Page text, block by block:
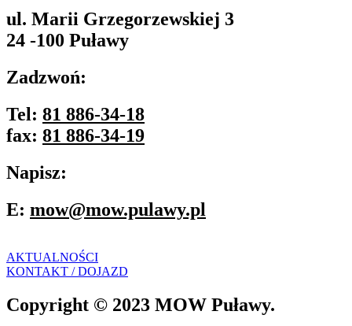
ul. Marii Grzegorzewskiej 3
24 -100 Puławy
Zadzwoń:
Tel: 81 886-34-18
fax: 81 886-34-19
Napisz:
E: mow@mow.pulawy.pl
AKTUALNOŚCI
KONTAKT / DOJAZD
Copyright © 2023 MOW Puławy.